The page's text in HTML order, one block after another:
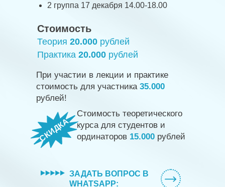
СКИДКА
Практика 20.000 рублей
Теория 20.000 рублей
Стоимость
ЗАДАТЬ ВОПРОС В
WHATSAPP:
Стоимость теоретического
курса для студентов и
ординаторов 15.000 рублей
2 группа 17 декабря 14.00-18.00
При участии в лекции и практике
стоимость для участника 35.000
рублей!